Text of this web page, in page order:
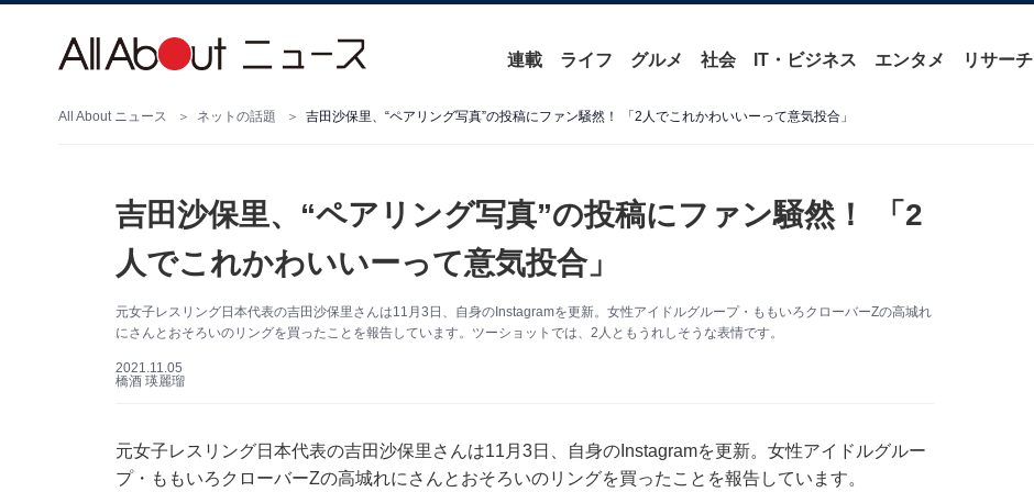
連載 ライフ グルメ 社会 IT・ビジネス エンタメ リサーチ
All About ニュース ネットの話題 吉田沙保里、“ペアリング写真”の投稿にファン騒然！ 「2人でこれかわいいーって意気投合」
吉田沙保里、“ペアリング写真”の投稿にファン騒然！ 「2
人でこれかわいいーって意気投合」
元女子レスリング日本代表の吉田沙保里さんは11月3日、自身のInstagramを更新。女性アイドルグループ・ももいろクローバーZの高城れ
にさんとおそろいのリングを買ったことを報告しています。ツーショットでは、2人ともうれしそうな表情です。
2021.11.05
橋酒 瑛麗瑠
元女子レスリング日本代表の吉田沙保里さんは11月3日、自身のInstagramを更新。女性アイドルグルー
プ・ももいろクローバーZの高城れにさんとおそろいのリングを買ったことを報告しています。